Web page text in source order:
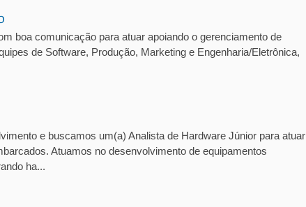
boa comunicação para atuar apoiando o gerenciamento de
de Software, Produção, Marketing e Engenharia/Eletrônica,
e buscamos um(a) Analista de Hardware Júnior para atuar
Atuamos no desenvolvimento de equipamentos
ha...